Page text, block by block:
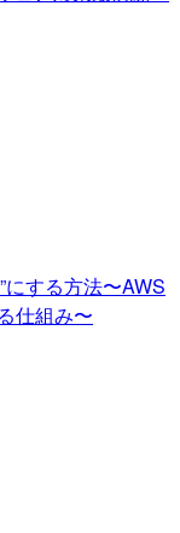
にする方法〜AWS
仕組み〜